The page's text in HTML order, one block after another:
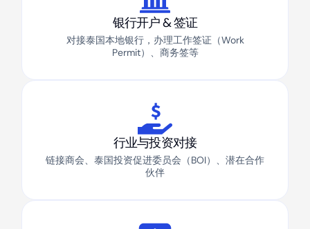
银行开户 & 签证
对接泰国本地银行，办理工作签证（Work
Permit）、商务签等
行业与投资对接
链接商会、泰国投资促进委员会（BOI）、潜在合作
伙伴